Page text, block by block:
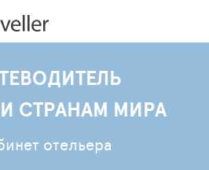
СТРАНАМ МИРА
отельера